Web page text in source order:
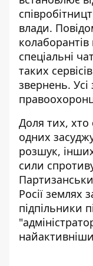
влади.
спеціальні
таких
звернень.
Доля тих, хто
одних
розшук,
сили
Росії землях
підпільники